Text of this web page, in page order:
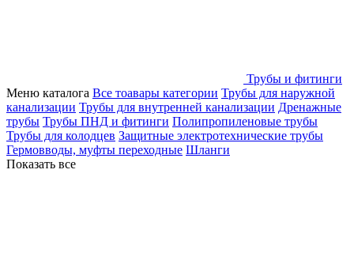
Трубы и фитинги
Меню каталога Все тоавары категории Трубы для наружной
канализации Трубы для внутренней канализации Дренажные
трубы Трубы ПНД и фитинги Полипропиленовые трубы
Трубы для колодцев Защитные электротехнические трубы
Гермовводы, муфты переходные Шланги
Показать все